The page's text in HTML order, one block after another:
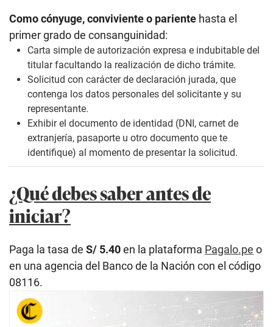
Como cónyuge, conviviente o pariente hasta el
primer grado de consanguinidad:
Carta simple de autorización expresa e indubitable del
titular facultando la realización de dicho trámite.
Solicitud con carácter de declaración jurada, que
contenga los datos personales del solicitante y su
representante.
Exhibir el documento de identidad (DNI, carnet de
extranjería, pasaporte u otro documento que te
identifique) al momento de presentar la solicitud.
¿Qué debes saber antes de
iniciar?
Paga la tasa de S/ 5.40en la plataforma Pagalo.pe o
en una agencia del Banco de la Nación con el código
08116.